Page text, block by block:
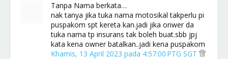
Tanpa Nama berkata…
nak tanya jika tuka nama motosikal takperlu pi
puspakom spt kereta kan.jadi jika onwer da
tuka nama tp insurans tak boleh buat.sbb jpj
kata kena owner batalkan..jadi kena puspakom
Khamis, 13 April 2023 pada 4:57:00 PTG SGT